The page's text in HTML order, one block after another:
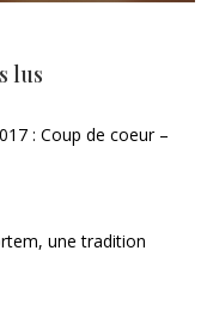
lus
: Coup de coeur –
une tradition